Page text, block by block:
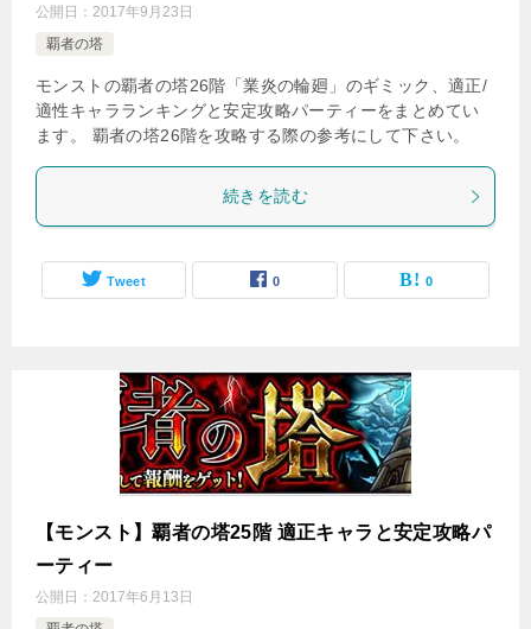
公開日： 2017年9月23日
覇者の塔
モンストの覇者の塔26階「業炎の輪廻」のギミック、適正/
適性キャラランキングと安定攻略パーティーをまとめてい
ます。 覇者の塔26階を攻略する際の参考にして下さい。
続きを読む
Tweet 0 0
【モンスト】覇者の塔25階 適正キャラと安定攻略パ
ーティー
公開日： 2017年6月13日